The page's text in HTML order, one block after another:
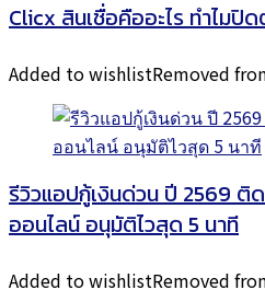
Clicx สินเชื่อคืออะไร ทำไมปิ
Added to wishlistRemoved
รีวิวแอปกู้เงินด่วน ปี 2569 ติ
ออนไลน์ อนุมัติไวสุด 5 นาที
Added to wishlistRemoved